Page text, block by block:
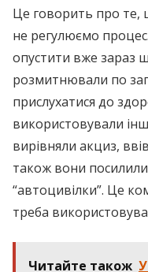
Це говорить про те,
не регулюємо
опустити вже зараз
розмитнювали по
прислухатися до
використовували
вирівняли акциз,
також вони посилили
“автоцивілки”. Це
треба
Читайте також